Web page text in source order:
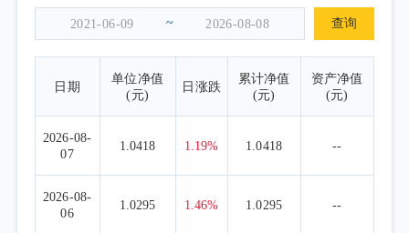
~ 查询
日期
单位净值
(元)
日涨跌
累计净值
(元)
资产净值
(元)
2026-08-
07
1.0418 1.19% 1.0418 --
2026-08-
06
1.0295 1.46% 1.0295 --